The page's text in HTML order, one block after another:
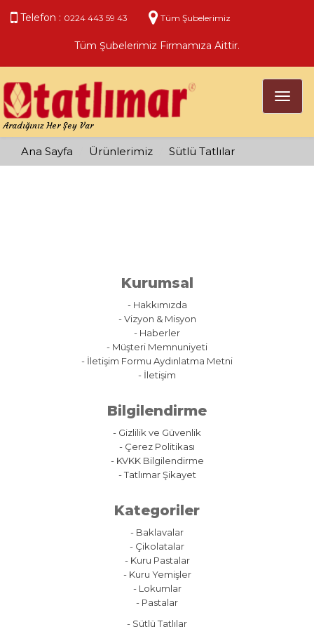
Telefon : 0224 443 59 43 Tüm Şubelerimiz
Tüm Şubelerimiz Firmamıza Aittir.
Aradığınız Her Şey Var
Ana Sayfa Ürünlerimiz Sütlü Tatlılar
Kurumsal
- Hakkımızda
- Vizyon & Misyon
- Haberler
- Müşteri Memnuniyeti
- İletişim Formu Aydınlatma Metni
- İletişim
Bilgilendirme
- Gizlilik ve Güvenlik
- Çerez Politikası
- KVKK Bilgilendirme
- Tatlımar Şikayet
Kategoriler
- Baklavalar
- Çikolatalar
- Kuru Pastalar
- Kuru Yemişler
- Lokumlar
- Pastalar
- Sütlü Tatlılar